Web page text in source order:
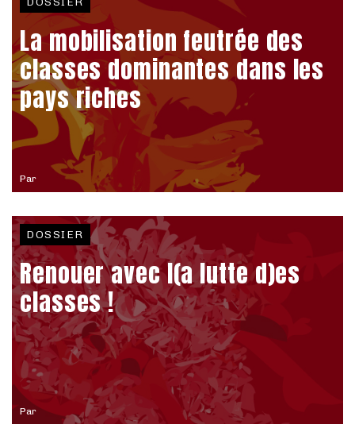
Par
La mobilisation feutrée des
classes dominantes dans les
pays riches
Par
DOSSIER
Renouer avec l(a lutte d)es
classes !